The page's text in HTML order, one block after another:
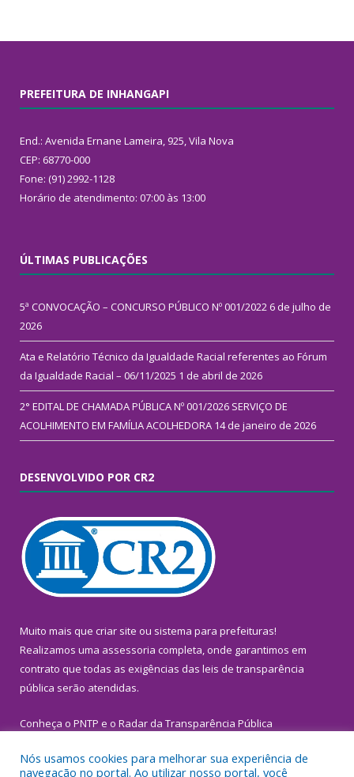
PREFEITURA DE INHANGAPI
End.: Avenida Ernane Lameira, 925, Vila Nova
CEP: 68770-000
Fone: (91) 2992-1128
Horário de atendimento: 07:00 às 13:00
ÚLTIMAS PUBLICAÇÕES
5ª CONVOCAÇÃO – CONCURSO PÚBLICO Nº 001/2022 6 de julho de
2026
Ata e Relatório Técnico da Igualdade Racial referentes ao Fórum
da Igualdade Racial – 06/11/2025 1 de abril de 2026
2° EDITAL DE CHAMADA PÚBLICA Nº 001/2026 SERVIÇO DE
ACOLHIMENTO EM FAMÍLIA ACOLHEDORA 14 de janeiro de 2026
DESENVOLVIDO POR CR2
Muito mais que criar site ou sistema para prefeituras!
Realizamos uma assessoria completa, onde garantimos em
contrato que todas as exigências das leis de transparência
pública serão atendidas.
Conheça o PNTP e o Radar da Transparência Pública
Nós usamos cookies para melhorar sua experiência de
navegação no portal. Ao utilizar nosso portal, você